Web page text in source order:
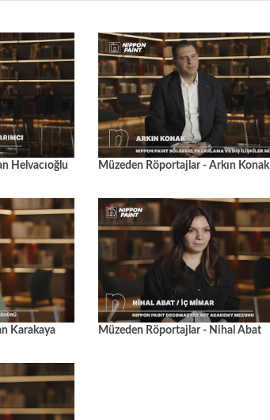
Helvacıoğlu Müzeden Röportajlar - Arkın Konak
Karakaya Müzeden Röportajlar - Nihal Abat